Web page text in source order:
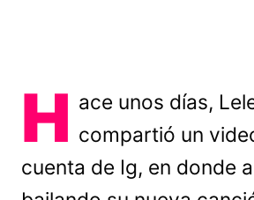
H ace unos días,
compartió un
cuenta de Ig, en donde